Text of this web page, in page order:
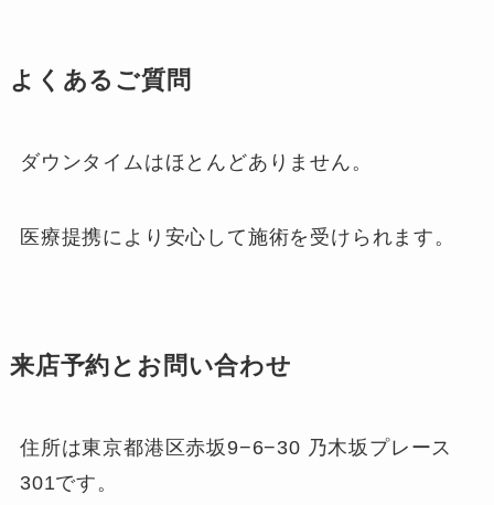
よくあるご質問
ダウンタイムはほとんどありません。
医療提携により安心して施術を受けられます。
来店予約とお問い合わせ
住所は東京都港区赤坂9−6−30 乃木坂プレース
301です。